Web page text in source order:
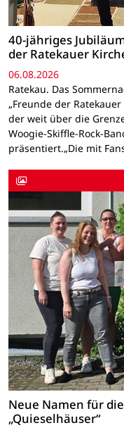
40-jähriges
der Ratekauer
06.08.2026
Ratekau. Das
„Freunde der
der weit über die
Woogie-Skiffle-Rock-
präsentiert.„Die mit
Neue Namen für
„Quieselhäuser“